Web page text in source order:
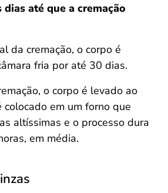
dias até que a cremação
da cremação, o corpo é
fria por até 30 dias.
o corpo é levado ao
colocado em um forno que
altíssimas e o processo dura
em média.